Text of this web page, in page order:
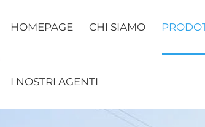
HOMEPAGE CHI SIAMO
I NOSTRI AGENTI